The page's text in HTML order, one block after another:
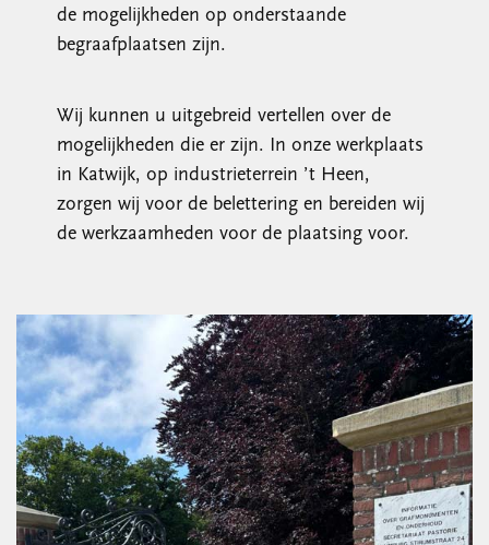
de mogelijkheden op onderstaande
begraafplaatsen zijn.
Wij kunnen u uitgebreid vertellen over de
mogelijkheden die er zijn. In onze werkplaats
in Katwijk, op industrieterrein ’t Heen,
zorgen wij voor de belettering en bereiden wij
de werkzaamheden voor de plaatsing voor.